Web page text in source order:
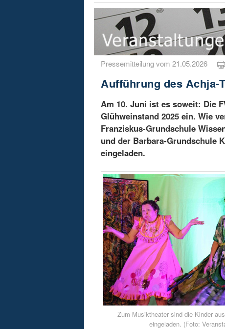
Pressemitteilung vom 21.05.2026
Aufführung des Achja-
Am 10. Juni ist es soweit: Die
Glühweinstand 2025 ein. Wie
Franziskus-Grundschule
und der Barbara-Grundschule
eingeladen.
Zum Musiktheater sind die Kinder
eingeladen. (Foto: